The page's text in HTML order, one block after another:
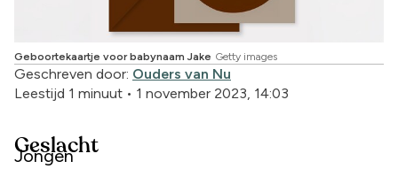
Geboortekaartje voor babynaam Jake Getty images
Geschreven door: Ouders van Nu
Leestijd 1 minuut • 1 november 2023, 14:03
Geslacht
Jongen